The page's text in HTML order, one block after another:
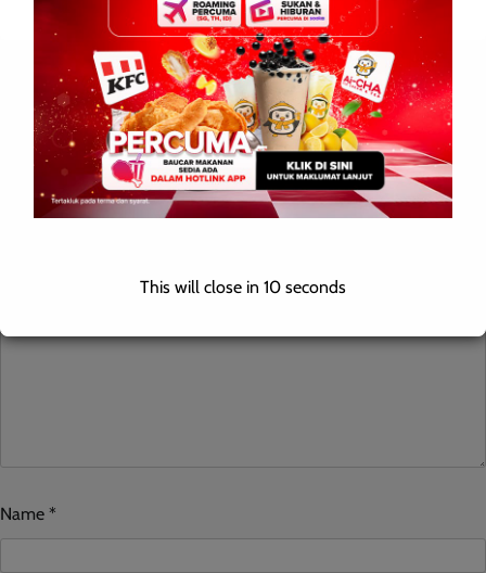
Leave a Reply
Your email address will not be published. Required fields are
*
Name *
This will close in9seconds